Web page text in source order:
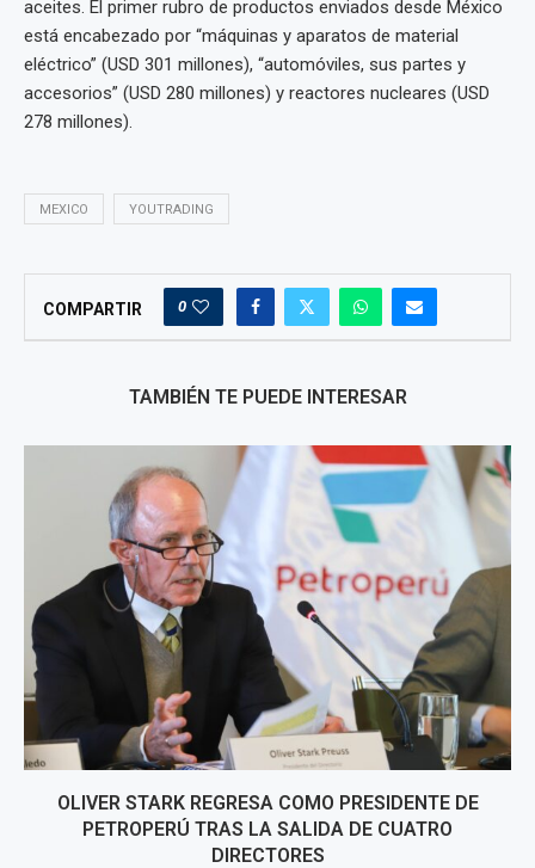
aceites. El primer rubro de productos enviados desde México
está encabezado por “máquinas y aparatos de material
eléctrico” (USD 301 millones), “automóviles, sus partes y
accesorios” (USD 280 millones) y reactores nucleares (USD
278 millones).
MEXICO YOUTRADING
COMPARTIR 0
TAMBIÉN TE PUEDE INTERESAR
OLIVER STARK REGRESA COMO PRESIDENTE DE
PETROPERÚ TRAS LA SALIDA DE CUATRO
DIRECTORES